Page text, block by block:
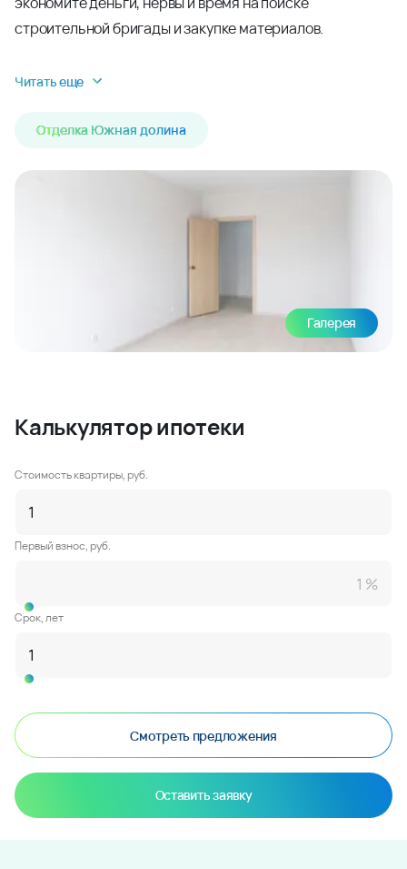
строительной бригады и закупке материалов.
Читать еще
Отделка Южная долина
Галерея
Калькулятор ипотеки
Стоимость квартиры, руб.
Первый взнос, руб.
Срок, лет
Смотреть предложения
Оставить заявку